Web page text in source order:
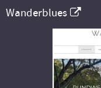
Wanderblues